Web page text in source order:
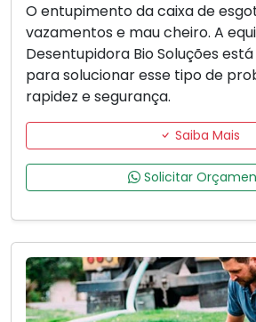
O entupimento da caixa de
vazamentos e mau cheiro. A
Desentupidora Bio Soluções
para solucionar esse tipo de
rapidez e segurança.
Saiba Mais
Solicitar